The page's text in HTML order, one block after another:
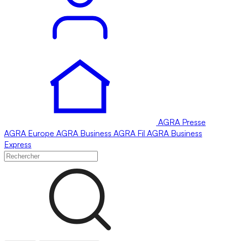
AGRA Presse
AGRA Europe AGRA Business AGRA Fil AGRA Business
Express